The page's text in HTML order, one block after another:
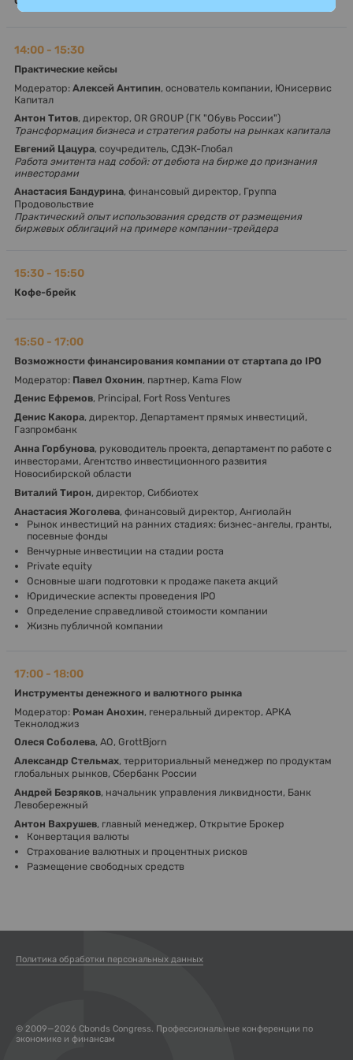
14:00 - 15:30
Практические кейсы
Модератор: Алексей Антипин, основатель компании, Юнисервис
Капитал
Антон Титов, директор, OR GROUP (ГК "Обувь России")
Трансформация бизнеса и стратегия работы на рынках капитала
Евгений Цацура, соучредитель, СДЭК-Глобал
Работа эмитента над собой: от дебюта на бирже до признания
инвесторами
Анастасия Бандурина, финансовый директор, Группа
Продовольствие
Практический опыт использования средств от размещения
биржевых облигаций на примере компании-трейдера
15:30 - 15:50
Кофе-брейк
15:50 - 17:00
Возможности финансирования компании от стартапа до IPO
Модератор: Павел Охонин, партнер, Kama Flow
Денис Ефремов, Principal, Fort Ross Ventures
Денис Какора, директор, Департамент прямых инвестиций,
Газпромбанк
Анна Горбунова, руководитель проекта, департамент по работе с
инвесторами, Агентство инвестиционного развития
Новосибирской области
Виталий Тирон, директор, Сиббиотех
Анастасия Жоголева, финансовый директор, Ангиолайн
Рынок инвестиций на ранних стадиях: бизнес-ангелы, гранты,
посевные фонды
Венчурные инвестиции на стадии роста
Private equity
Основные шаги подготовки к продаже пакета акций
Юридические аспекты проведения IPO
Определение справедливой стоимости компании
Жизнь публичной компании
17:00 - 18:00
Инструменты денежного и валютного рынка
Модератор: Роман Анохин, генеральный директор, АРКА
Текнолоджиз
Олеся Соболева, АО, GrottBjorn
Александр Стельмах, территориальный менеджер по продуктам
глобальных рынков, Сбербанк России
Андрей Безряков, начальник управления ликвидности, Банк
Левобережный
Антон Вахрушев, главный менеджер, Открытие Брокер
Конвертация валюты
Страхование валютных и процентных рисков
Размещение свободных средств
Политика обработки персональных данных
© 2009—2026 Cbonds Congress. Профессиональные конференции по
экономике и финансам